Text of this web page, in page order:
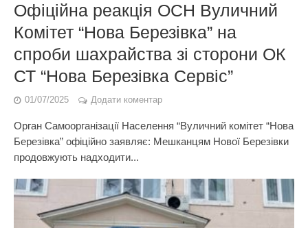
Офіційна реакція ОСН Вуличний
Комітет “Нова Березівка” на
спроби шахрайства зі сторони ОК
СТ “Нова Березівка Сервіс”
01/07/2025 Додати коментар
Орган Самоорганізації Населення “Вуличний комітет “Нова
Березівка” офіційно заявляє: Мешканцям Нової Березівки
продовжують надходити...